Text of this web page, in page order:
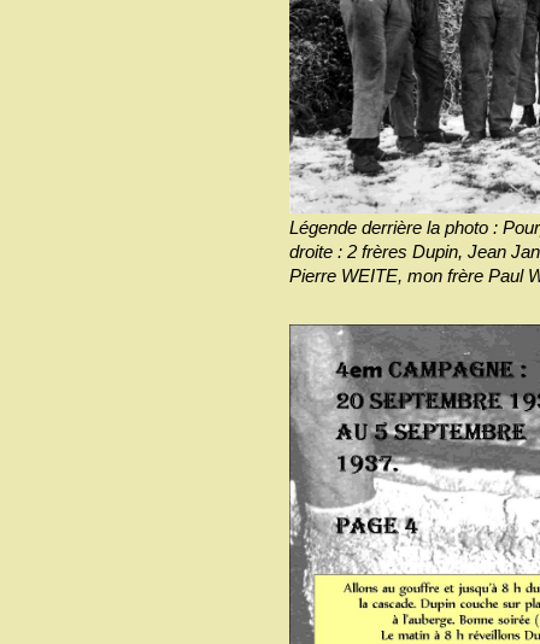
Légende derrière la photo :
droite : 2 frères Dupin, Jean
Pierre WEITE, mon frère Paul